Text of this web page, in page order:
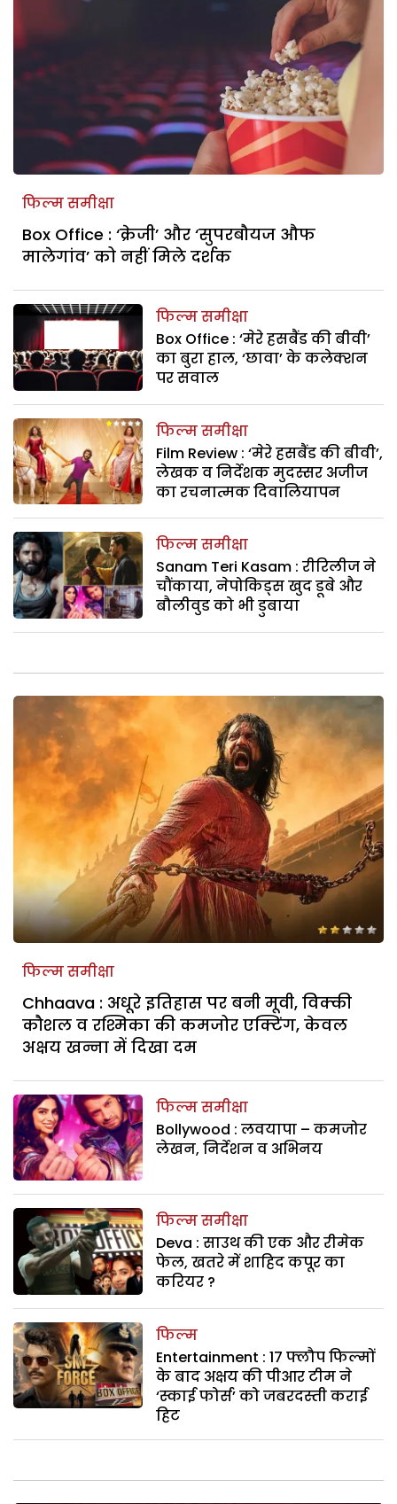
फिल्म समीक्षा
Box Office : ‘क्रेजी’ और ‘सुपरबौयज औफ
मालेगांव’ को नहीं मिले दर्शक
फिल्म समीक्षा
Box Office : ‘मेरे हसबैंड की बीवी’
का बुरा हाल, ‘छावा’ के कलेक्शन
पर सवाल
फिल्म समीक्षा
Film Review : ‘मेरे हसबैंड की बीवी’,
लेखक व निर्देशक मुदस्सर अजीज
का रचनात्मक दिवालियापन
फिल्म समीक्षा
Sanam Teri Kasam : रीरिलीज ने
चौंकाया, नेपोकिड्स खुद डूबे और
बौलीवुड को भी डुबाया
फिल्म समीक्षा
Chhaava : अधूरे इतिहास पर बनी मूवी, विक्की
कौशल व रश्मिका की कमजोर एक्टिंग, केवल
अक्षय खन्ना में दिखा दम
फिल्म समीक्षा
Bollywood : लवयापा – कमजोर
लेखन, निर्देशन व अभिनय
फिल्म समीक्षा
Deva : साउथ की एक और रीमेक
फेल, खतरे में शाहिद कपूर का
करियर ?
फिल्म
Entertainment : 17 फ्लौप फिल्मों
के बाद अक्षय की पीआर टीम ने
‘स्काई फोर्स’ को जबरदस्ती कराई
हिट